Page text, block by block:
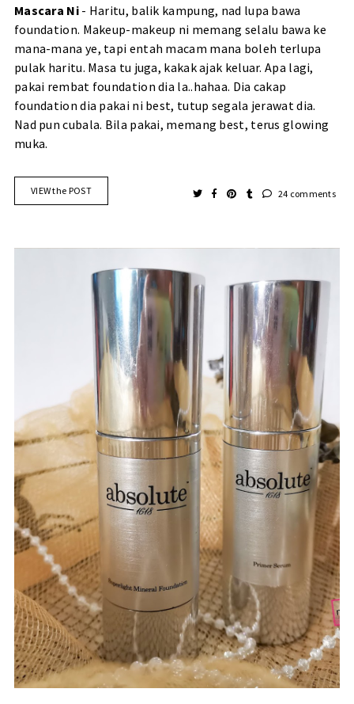
Mascara Ni- Haritu, balik kampung, nad lupa bawa
foundation. Makeup-makeup ni memang selalu bawa ke
mana-mana ye, tapi entah macam mana boleh terlupa
pulak haritu. Masa tu juga, kakak ajak keluar. Apa lagi,
pakai rembat foundation dia la..hahaa. Dia cakap
foundation dia pakai ni best, tutup segala jerawat dia.
Nad pun cubala. Bila pakai, memang best, terus glowing
muka.
VIEW the POST 24 comments